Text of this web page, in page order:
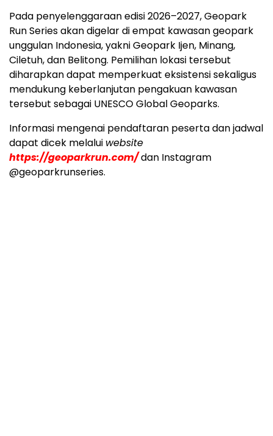
Pada penyelenggaraan edisi 2026–2027, Geopark
Run Series akan digelar di empat kawasan geopark
unggulan Indonesia, yakni Geopark Ijen, Minang,
Ciletuh, dan Belitong. Pemilihan lokasi tersebut
diharapkan dapat memperkuat eksistensi sekaligus
mendukung keberlanjutan pengakuan kawasan
tersebut sebagai UNESCO Global Geoparks.
Informasi mengenai pendaftaran peserta dan jadwal
dapat dicek melalui website
https://geoparkrun.com/dan Instagram
@geoparkrunseries.